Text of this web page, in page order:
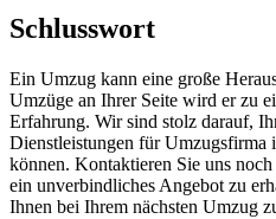
Schlusswort
Ein Umzug kann eine große
Umzüge an Ihrer Seite wird er zu
Erfahrung. Wir sind stolz darauf,
Dienstleistungen für Umzugsfirma
können. Kontaktieren Sie uns
ein unverbindliches Angebot zu
Ihnen bei Ihrem nächsten Umzug